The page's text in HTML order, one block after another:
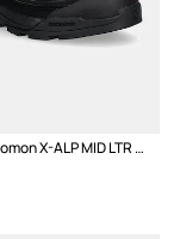
Ботинки Salomon X-ALP MID LTR Gore-Tex